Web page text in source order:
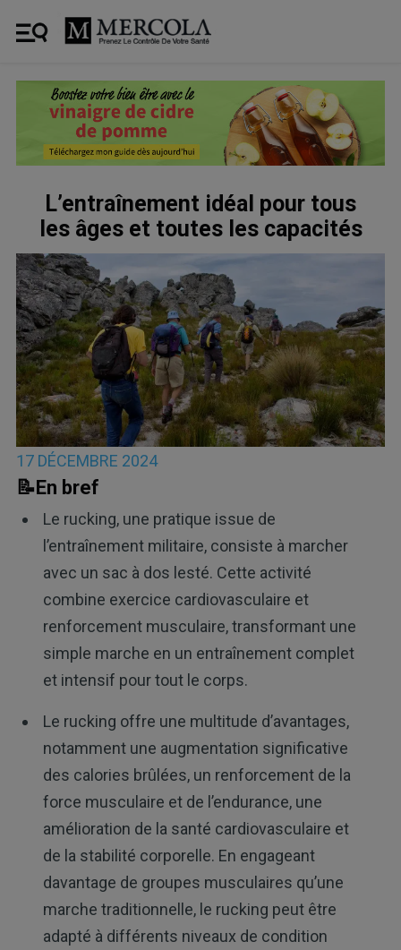
L’entraînement idéal pour tous
les âges et toutes les capacités
17 DÉCEMBRE 2024
📝En bref
Le rucking, une pratique issue de
l’entraînement militaire, consiste à marcher
avec un sac à dos lesté. Cette activité
combine exercice cardiovasculaire et
renforcement musculaire, transformant une
simple marche en un entraînement complet
et intensif pour tout le corps.
Le rucking offre une multitude d’avantages,
notamment une augmentation significative
des calories brûlées, un renforcement de la
force musculaire et de l’endurance, une
amélioration de la santé cardiovasculaire et
de la stabilité corporelle. En engageant
davantage de groupes musculaires qu’une
marche traditionnelle, le rucking peut être
adapté à différents niveaux de condition